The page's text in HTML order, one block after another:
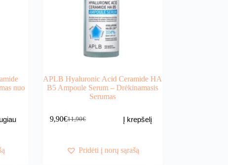
nuo
APLB Hyaluronic Acid Ceramide HA
B5 Ampoule Serum – Drėkinamasis
Serumas
11,90€
Original
11,90€.
9,90€Current
9,90€.
Į krepšelį
Pridėti į norų sąrašą